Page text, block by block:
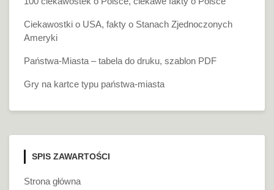
Ciekawostki o USA, fakty o Stanach Zjednoczonych
Ameryki
Państwa-Miasta – tabela do druku, szablon PDF
Gry na kartce typu państwa-miasta
SPIS ZAWARTOŚCI
Strona główna